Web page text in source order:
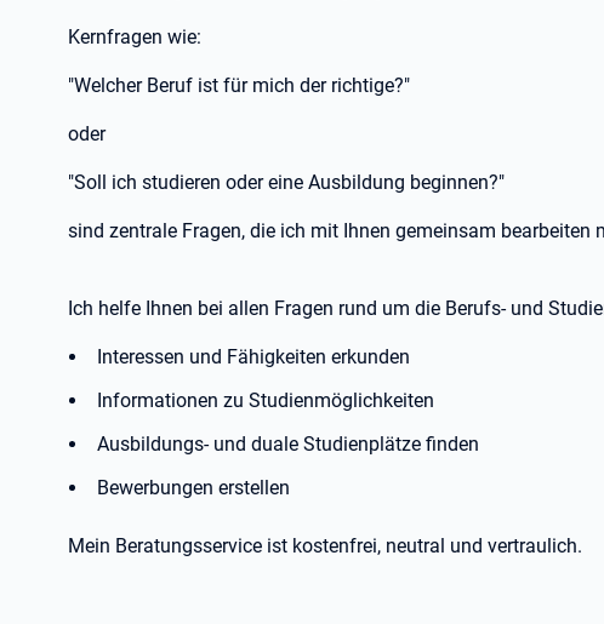
Kernfragen wie:
"Welcher Beruf ist für mich der richtige?"
oder
"Soll ich studieren oder eine Ausbildung beginnen?"
sind zentrale Fragen, die ich mit Ihnen gemeinsam bearbeiten
Ich helfe Ihnen bei allen Fragen rund um die Berufs- und
Interessen und Fähigkeiten erkunden
Informationen zu Studienmöglichkeiten
Ausbildungs- und duale Studienplätze finden
Bewerbungen erstellen
Mein Beratungsservice ist kostenfrei, neutral und vertraulich.